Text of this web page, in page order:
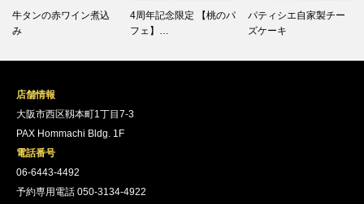
牛タンの赤ワイン煮込
み
4周年記念限定 【桃のパ
フェ】…
パティシエ自家製チー
ズケーキ
店舗情報
大阪市西区靱本町1丁目7-3
PAX Hommachi Bldg. 1F
電話番号
06-6443-4492
予約専用電話 050-3134-4922